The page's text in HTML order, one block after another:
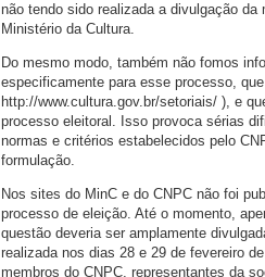
não tendo sido realizada a divulgação
Ministério da Cultura.
Do mesmo modo, também não fomos
especificamente para esse processo,
http://www.cultura.gov.br/setoriais/ ), e
processo eleitoral. Isso provoca sérias
normas e critérios estabelecidos pelo
formulação.
Nos sites do MinC e do CNPC não foi
processo de eleição. Até o momento,
questão deveria ser amplamente
realizada nos dias 28 e 29 de fevereiro
membros do CNPC, representantes da